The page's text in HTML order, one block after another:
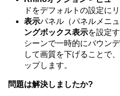
ドをデフォルトの設定に
表示パネル（パネルメニ
ングボックス表示を設定
シーンで一時的にバウン
して画質を下げることで
ップします。
問題は解決しましたか?